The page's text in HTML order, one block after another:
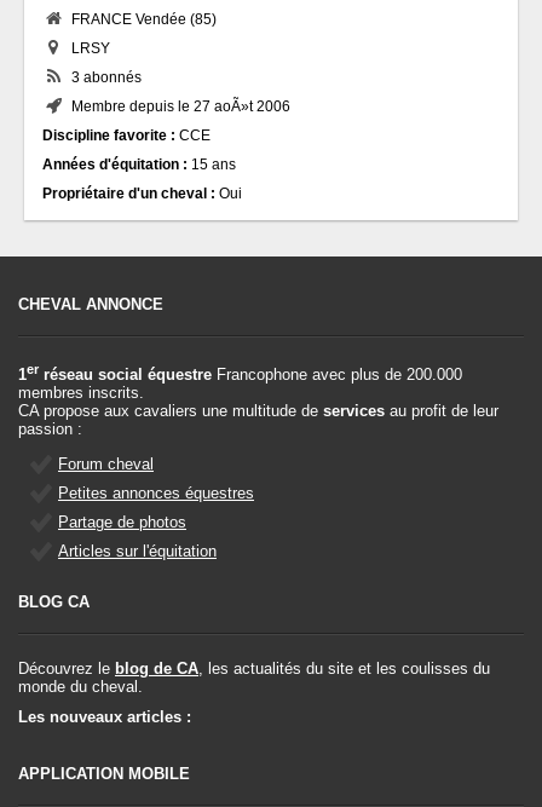
FRANCE Vendée (85)
LRSY
3 abonnés
Membre depuis le 27 aoÃ»t 2006
Discipline favorite : CCE
Années d'équitation : 15 ans
Propriétaire d'un cheval : Oui
CHEVAL ANNONCE
1er réseau social équestre Francophone avec plus de 200.000
membres inscrits.
CA propose aux cavaliers une multitude de services au profit de leur
passion :
Forum cheval
Petites annonces équestres
Partage de photos
Articles sur l'équitation
BLOG CA
Découvrez le blog de CA, les actualités du site et les coulisses du
monde du cheval.
Les nouveaux articles :
APPLICATION MOBILE